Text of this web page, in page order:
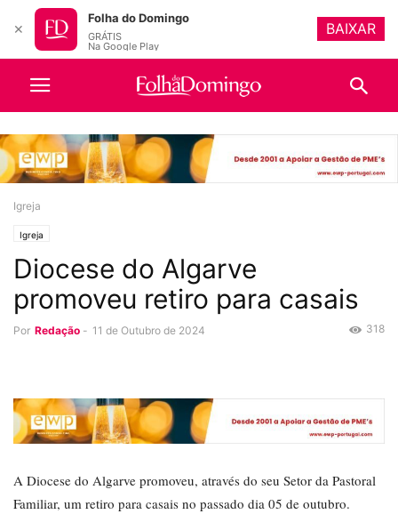
Igreja
Igreja
Diocese do Algarve
promoveu retiro para casais
Por Redação - 11 de Outubro de 2024 318
A Diocese do Algarve promoveu, através do seu Setor da Pastoral
Familiar, um retiro para casais no passado dia 05 de outubro.
✕
Folha do Domingo
GRÁTIS
Na Google Play
BAIXAR